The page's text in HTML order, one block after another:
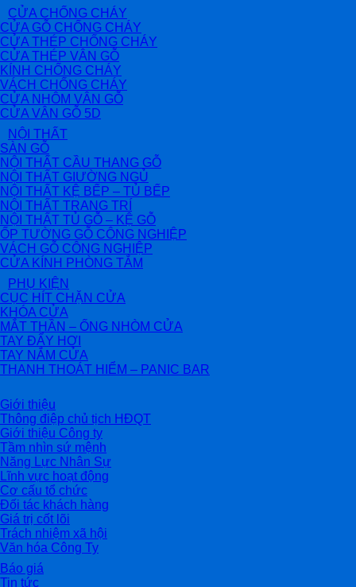
CỬA CHỐNG CHÁY
CỬA GỖ CHỐNG CHÁY
CỬA THÉP CHỐNG CHÁY
CỬA THÉP VÂN GỖ
KÍNH CHỐNG CHÁY
VÁCH CHỐNG CHÁY
CỬA NHÔM VÂN GỖ
CỬA VÂN GỖ 5D
NỘI THẤT
SÀN GỖ
NỘI THẤT CẦU THANG GỖ
NỘI THẤT GIƯỜNG NGỦ
NỘI THẤT KỆ BẾP – TỦ BẾP
NỘI THẤT TRANG TRÍ
NỘI THẤT TỦ GỖ – KỆ GỖ
ỐP TƯỜNG GỖ CÔNG NGHIỆP
VÁCH GỖ CÔNG NGHIỆP
CỬA KÍNH PHÒNG TẮM
PHỤ KIỆN
CỤC HÍT CHẶN CỬA
KHÓA CỬA
MẮT THẦN – ỐNG NHÒM CỬA
TAY ĐẨY HƠI
TAY NẮM CỬA
THANH THOÁT HIỂM – PANIC BAR
Giới thiệu
Thông điệp chủ tịch HĐQT
Giới thiệu Công ty
Tầm nhìn sứ mệnh
Năng Lực Nhân Sự
Lĩnh vực hoạt động
Cơ cấu tổ chức
Đối tác khách hàng
Giá trị cốt lõi
Trách nhiệm xã hội
Văn hóa Công Ty
Báo giá
Tin tức